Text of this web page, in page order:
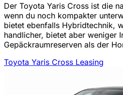
Der Toyota Yaris Cross ist die
wenn du noch kompakter
bietet ebenfalls Hybridtechnik,
handlicher, bietet aber weniger
Gepäckraumreserven als der
Toyota Yaris Cross Leasing